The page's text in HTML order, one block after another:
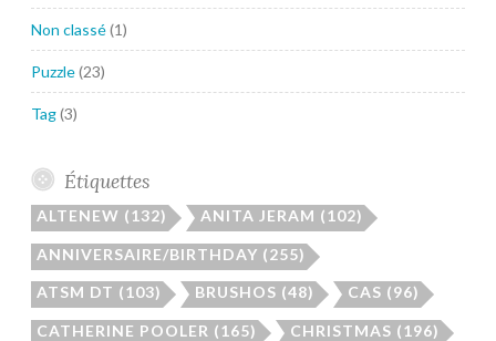
Non classé(1)
Puzzle(23)
Tag(3)
Étiquettes
ALTENEW (132) ANITA JERAM (102)
ANNIVERSAIRE/BIRTHDAY (255)
ATSM DT (103) BRUSHOS (48) CAS (96)
CATHERINE POOLER (165) CHRISTMAS (196)